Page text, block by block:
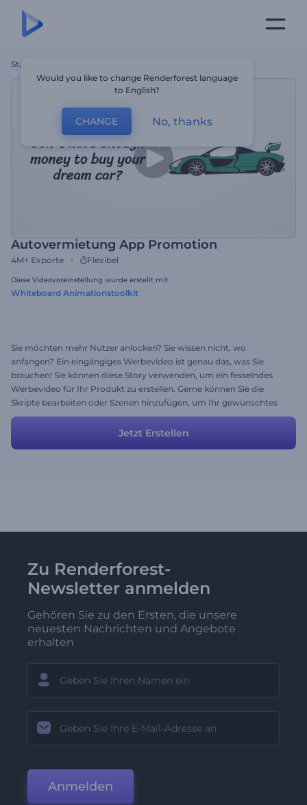
Startseite
Autovermietung App Promotion
4M+ Exporte Flexibel
Diese Videovoreinstellung wurde erstellt mit
Whiteboard Animationstoolkit
Sie möchten mehr Nutzer anlocken? Sie wissen nicht, wo
anfangen? Ein eingängiges Werbevideo ist genau das, was Sie
brauchen! Sie können diese Story verwenden, um ein fesselndes
Werbevideo für Ihr Produkt zu erstellen. Gerne können Sie die
Skripte bearbeiten oder Szenen hinzufügen, um Ihr gewünschtes
Ergebnis zu erreichen. Fügen Sie persönliche Informationen hinzu
Jetzt Erstellen
Zu Renderforest-
Newsletter anmelden
Gehören Sie zu den Ersten, die unsere
neuesten Nachrichten und Angebote
erhalten
Anmelden
Would you like to change Renderforest language
to English?
CHANGE No, thanks